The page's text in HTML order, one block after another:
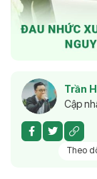
Trần
Cập
Theo